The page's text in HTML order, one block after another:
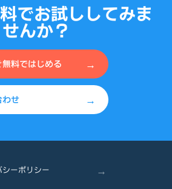
でお試ししてみま
せんか？
無料ではじめる →
わせ →
シーポリシー →